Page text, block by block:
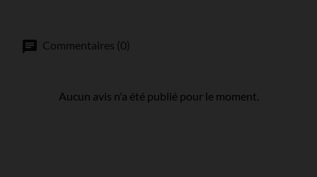
Commentaires (0)
Aucun avis n'a été publié pour le moment.